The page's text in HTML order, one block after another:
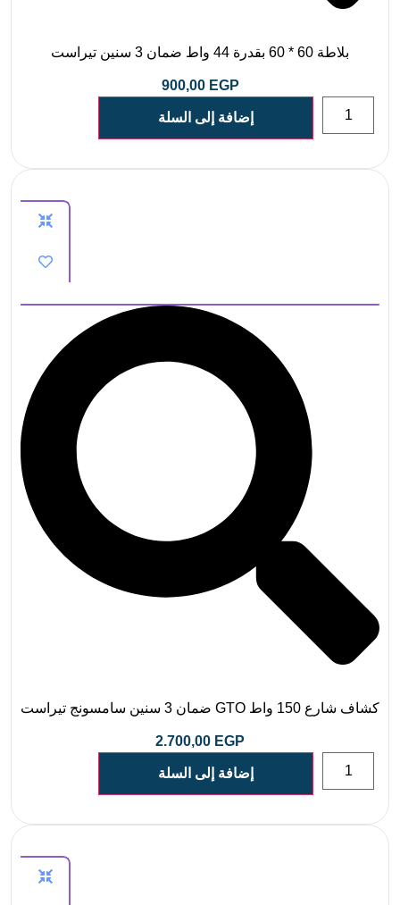
بلاطة 60 * 60 بقدرة 44 واط ضمان 3 سنين تيراست
900,00 EGP
إضافة إلى السلة
كشاف شارع 150 واط GTO ضمان 3 سنين سامسونج تيراست
2.700,00 EGP
إضافة إلى السلة